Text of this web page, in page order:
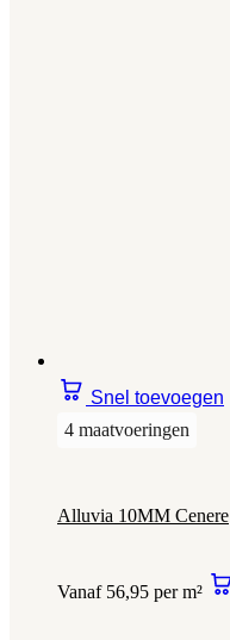
Snel toevoegen
4 maatvoeringen
Alluvia 10MM Cenere
Vanaf 56,95 per m²